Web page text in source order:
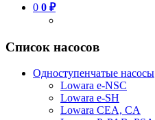
0 0 ₽
Список насосов
Одноступенчатые насосы
Lowara e-NSC
Lowara e-SH
Lowara CEA, CA